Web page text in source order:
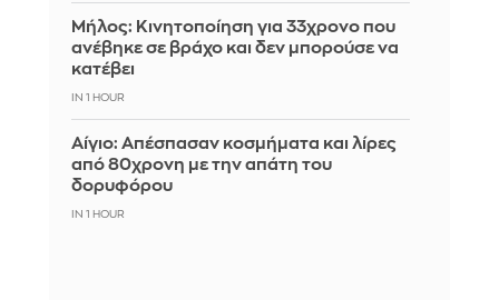
Μήλος: Κινητοποίηση για 33χρονο που
ανέβηκε σε βράχο και δεν μπορούσε να
κατέβει
IN 1 HOUR
Αίγιο: Απέσπασαν κοσμήματα και λίρες
από 80χρονη με την απάτη του
δορυφόρου
IN 1 HOUR